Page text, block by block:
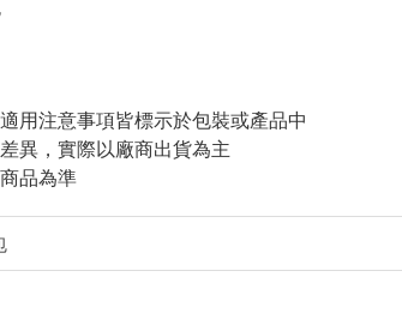
用注意事項皆標示於包裝或產品中
異，實際以廠商出貨為主
品為準